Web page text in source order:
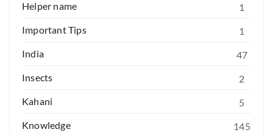
Helper name
1
Important Tips
1
India
47
Insects
2
Kahani
5
Knowledge
145